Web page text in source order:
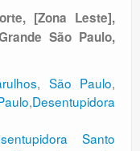
[Zona Leste],
São Paulo,
, São Paulo,
,Desentupidora
Santo